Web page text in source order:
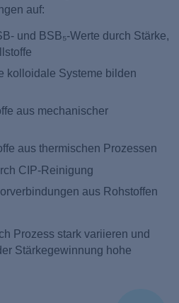
auf:
und BSB₅-Werte durch Stärke,
kolloidale Systeme bilden
aus mechanischer
aus thermischen Prozessen
CIP-Reinigung
aus Rohstoffen
Prozess stark variieren und
Stärkegewinnung hohe